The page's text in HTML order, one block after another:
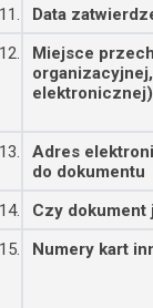
11.
Data
12.
Miejsce
elektronicznej)
13.
Adres
do dokumentu
14.
Czy
15.
Numery kart